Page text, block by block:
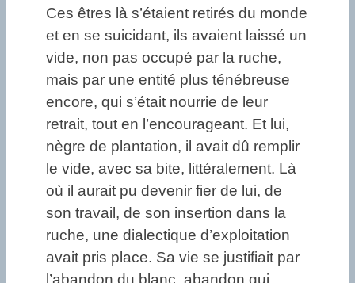
Ces êtres là s’étaient retirés du monde
et en se suicidant, ils avaient laissé un
vide, non pas occupé par la ruche,
mais par une entité plus ténébreuse
encore, qui s’était nourrie de leur
retrait, tout en l’encourageant. Et lui,
nègre de plantation, il avait dû remplir
le vide, avec sa bite, littéralement. Là
où il aurait pu devenir fier de lui, de
son travail, de son insertion dans la
ruche, une dialectique d’exploitation
avait pris place. Sa vie se justifiait par
l’abandon du blanc, abandon qui